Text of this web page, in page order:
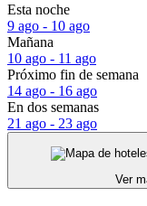
Esta noche
9 ago - 10 ago
Mañana
10 ago - 11 ago
Próximo fin de semana
14 ago - 16 ago
En dos semanas
21 ago - 23 ago
Ver